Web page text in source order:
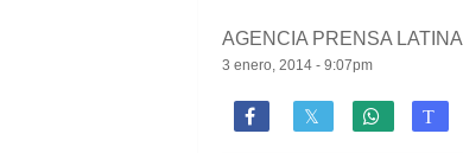
AGENCIA PRENSA LATINA
3 enero, 2014 - 9:07pm
 T